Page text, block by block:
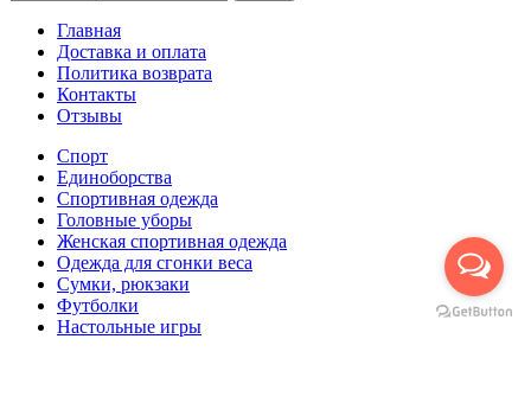
Главная
Доставка и оплата
Политика возврата
Контакты
Отзывы
Спорт
Единоборства
Cпортивная одежда
Головные уборы
Женская спортивная одежда
Одежда для сгонки веса
Сумки, рюкзаки
Футболки
Настольные игры